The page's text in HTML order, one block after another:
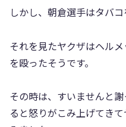
しかし、朝倉選手はタバ
それを見たヤクザはヘル
を殴ったそうです。
その時は、すいませんと
ると怒りがこみ上げてき